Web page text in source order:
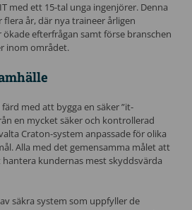
med ett 15-tal unga ingenjörer. Denna
flera år, där nya traineer årligen
efterfrågan samt förse branschen
inom området.
med att bygga en säker ”it-
en mycket säker och kontrollerad
Craton-system anpassade för olika
Alla med det gemensamma målet att
kundernas mest skyddsvärda
säkra system som uppfyller de